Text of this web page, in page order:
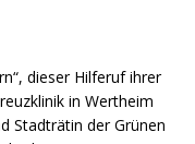
dieser Hilferuf ihrer
in Wertheim
Stadträtin der Grünen